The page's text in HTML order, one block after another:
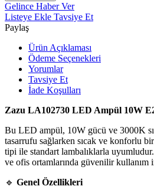
Gelince Haber Ver
Listeye Ekle Tavsiye Et
Paylaş
Ürün Açıklaması
Ödeme Seçenekleri
Yorumlar
Tavsiye Et
İade Koşulları
Zazu LA102730 LED Ampül 10W
Bu LED ampül, 10W gücü ve 3000K
tasarrufu sağlarken sıcak ve konforlu
tipi ile standart lambalıklarla
ve ofis ortamlarında güvenilir kullanım
🔹 Genel Özellikleri